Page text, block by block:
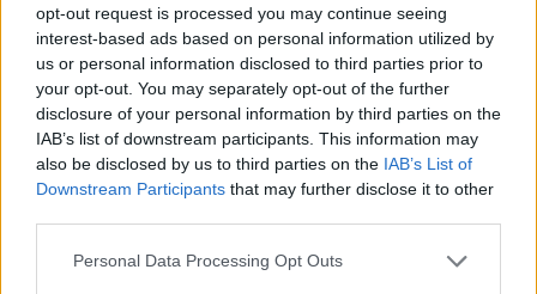
opt-out request is processed you may continue seeing
interest-based ads based on personal information utilized by
us or personal information disclosed to third parties prior to
your opt-out. You may separately opt-out of the further
disclosure of your personal information by third parties on the
IAB’s list of downstream participants. This information may
also be disclosed by us to third parties on the IAB’s List of
Downstream Participants that may further disclose it to other
Personal Data Processing Opt Outs
Coordenadas geográficas:
Latitud: 43.412569, longitud: -3.415028
Región
España
Cantabria